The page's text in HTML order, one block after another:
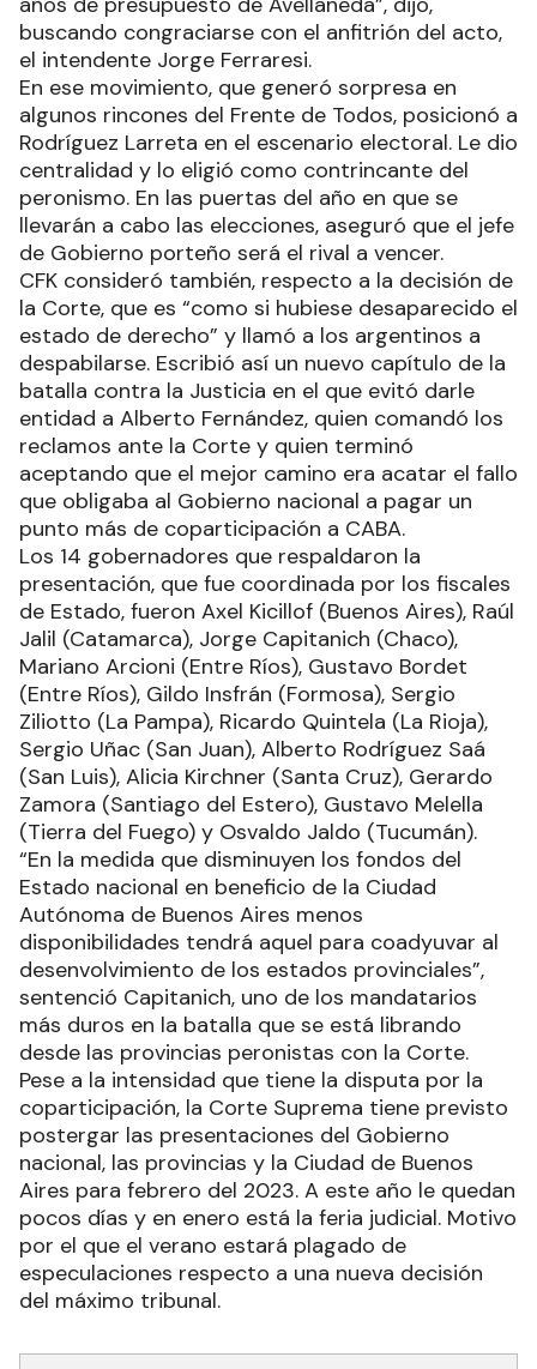
buscando congraciarse con el anfitrión del acto,
el intendente Jorge Ferraresi.
En ese movimiento, que generó sorpresa en
algunos rincones del Frente de Todos, posicionó a
Rodríguez Larreta en el escenario electoral. Le dio
centralidad y lo eligió como contrincante del
peronismo. En las puertas del año en que se
llevarán a cabo las elecciones, aseguró que el jefe
de Gobierno porteño será el rival a vencer.
CFK consideró también, respecto a la decisión de
la Corte, que es “como si hubiese desaparecido el
estado de derecho” y llamó a los argentinos a
despabilarse. Escribió así un nuevo capítulo de la
batalla contra la Justicia en el que evitó darle
entidad a Alberto Fernández, quien comandó los
reclamos ante la Corte y quien terminó
aceptando que el mejor camino era acatar el fallo
que obligaba al Gobierno nacional a pagar un
punto más de coparticipación a CABA.
Los 14 gobernadores que respaldaron la
presentación, que fue coordinada por los fiscales
de Estado, fueron Axel Kicillof (Buenos Aires), Raúl
Jalil (Catamarca), Jorge Capitanich (Chaco),
Mariano Arcioni (Entre Ríos), Gustavo Bordet
(Entre Ríos), Gildo Insfrán (Formosa), Sergio
Ziliotto (La Pampa), Ricardo Quintela (La Rioja),
Sergio Uñac (San Juan), Alberto Rodríguez Saá
(San Luis), Alicia Kirchner (Santa Cruz), Gerardo
Zamora (Santiago del Estero), Gustavo Melella
(Tierra del Fuego) y Osvaldo Jaldo (Tucumán).
“En la medida que disminuyen los fondos del
Estado nacional en beneficio de la Ciudad
Autónoma de Buenos Aires menos
disponibilidades tendrá aquel para coadyuvar al
desenvolvimiento de los estados provinciales”,
sentenció Capitanich, uno de los mandatarios
más duros en la batalla que se está librando
desde las provincias peronistas con la Corte.
Pese a la intensidad que tiene la disputa por la
coparticipación, la Corte Suprema tiene previsto
postergar las presentaciones del Gobierno
nacional, las provincias y la Ciudad de Buenos
Aires para febrero del 2023. A este año le quedan
pocos días y en enero está la feria judicial. Motivo
por el que el verano estará plagado de
especulaciones respecto a una nueva decisión
del máximo tribunal.